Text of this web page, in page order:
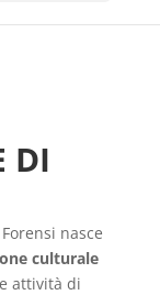
DI
nasce
culturale
attività di